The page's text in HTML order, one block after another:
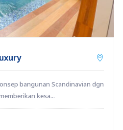
bangunan Scandinavian dgn
kesa...